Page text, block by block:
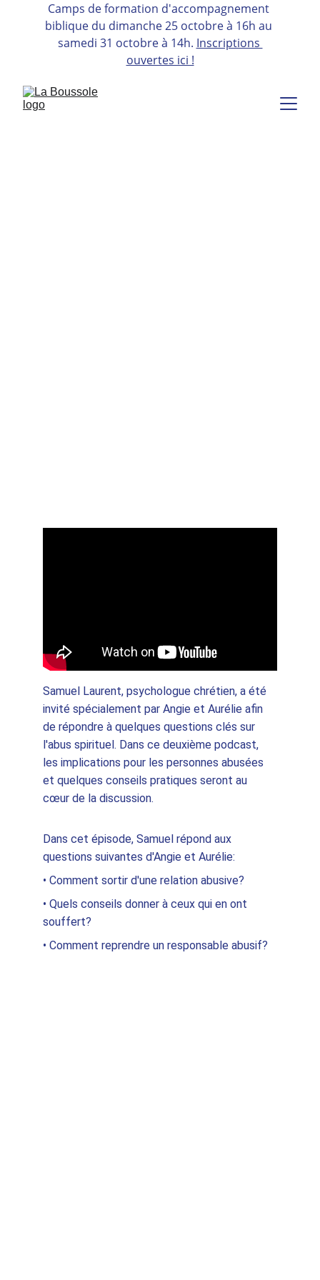
Camps de formation d'accompagnement
biblique du dimanche 25 octobre à 16h au
samedi 31 octobre à 14h. Inscriptions
ouvertes ici !
Samuel Laurent, psychologue chrétien, a été
invité spécialement par Angie et Aurélie afin
de répondre à quelques questions clés sur
l'abus spirituel. Dans ce deuxième podcast,
les implications pour les personnes abusées
et quelques conseils pratiques seront au
cœur de la discussion.
Dans cet épisode, Samuel répond aux
questions suivantes d'Angie et Aurélie:
• Comment sortir d'une relation abusive?
• Quels conseils donner à ceux qui en ont
souffert?
• Comment reprendre un responsable abusif?